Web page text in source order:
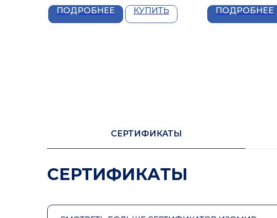
ПОДРОБНЕЕ КУПИТЬ ПОДРОБНЕЕ
СЕРТИФИКАТЫ
СЕРТИФИКАТЫ